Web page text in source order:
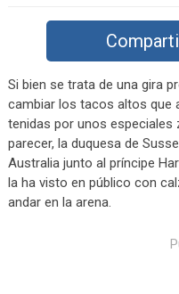
Si bien se trata de una gira
cambiar los tacos altos que
tenidas por unos
parecer, la duquesa de
Australia junto al príncipe
la ha visto en público con
andar en la arena.